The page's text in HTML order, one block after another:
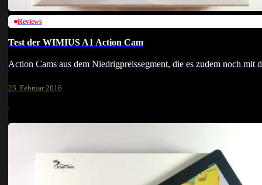
Reviews
Test der WIMIUS A1 Action Cam
Action Cams aus dem Niedrigpreissegment, die es zudem noch
23. Februar 2016